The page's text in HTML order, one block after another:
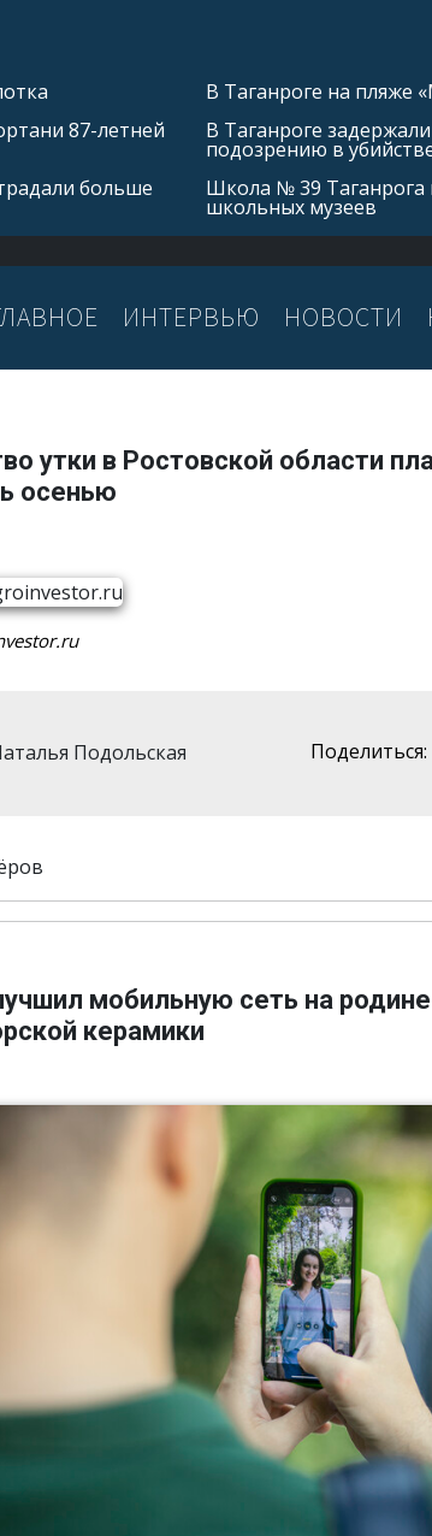
87-летней
больше
В Таганроге на пляже
В Таганроге
подозрению в
Школа № 39 Таганрога
школьных музеев
ИНТЕРВЬЮ НОВОСТИ
утки в Ростовской области
осенью
Подольская Поделиться:
мобильную сеть на родине
керамики